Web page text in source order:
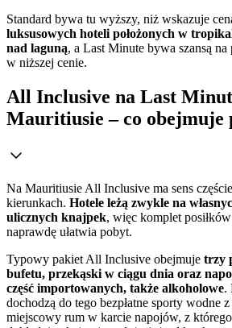
Standard bywa tu wyższy, niż wskazuje
luksusowych hoteli położonych w
nad laguną, a Last Minute bywa szansą
w niższej cenie.
All Inclusive na Last
Mauritiusie – co obejmuje
Na Mauritiusie All Inclusive ma sens
kierunkach. Hotele leżą zwykle na
ulicznych knajpek, więc komplet
naprawdę ułatwia pobyt.
Typowy pakiet All Inclusive obejmuje trzy
bufetu, przekąski w ciągu dnia oraz
część importowanych, także alkoholowe.
dochodzą do tego bezpłatne sporty wodne
miejscowy rum w karcie napojów, z